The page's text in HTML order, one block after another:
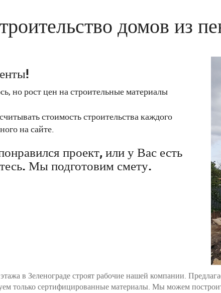
домов из
но рост цен на строительные материалы
стоимость строительства каждого
на сайте.
проект, или у Вас есть
Мы подготовим смету.
в Зеленограде строят рабочие нашей компании.
только сертифицированные материалы. Мы можем